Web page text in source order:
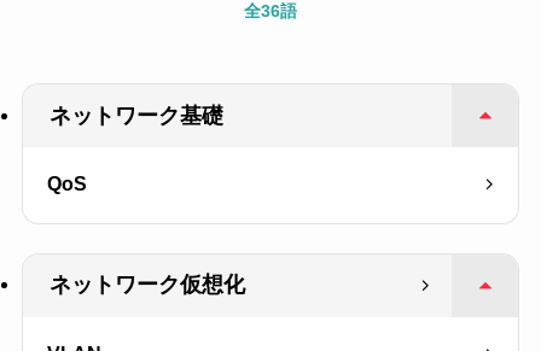
全36語
ネットワーク基礎
QoS
ネットワーク仮想化